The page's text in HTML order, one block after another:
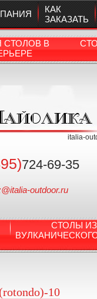
КАК
ЗАКАЗАТЬ
СТОЛОВ В
italia-
724-69-35
outdoor.ru
СТОЛЫ ИЗ
10